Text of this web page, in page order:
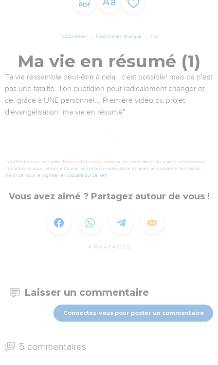
TopChrétien TopChrétien Musique Clip
Ma vie en résumé (1)
Ta vie ressemble peut-être à cela...c'est possible! mais ce n'est
pas une fatalité. Ton quotidien peut radicalement changer et
ce, grâce à UNE personne!... Première vidéo du projet
d'évangélisation "ma vie en résumé"
TopChrétien est une plate-forme diffuseur de contenu de partenaires de qualité sélectionnés.
Toutefois, si vous veniez à trouver un contenu vidéo illicite ou avec un problème technique,
merci de nous le signaler en cliquant sur ce lien.
Vous avez aimé ? Partagez autour de vous !
4 PARTAGES
Laisser un commentaire
Connectez-vous pour poster un commentaire
5 commentaires